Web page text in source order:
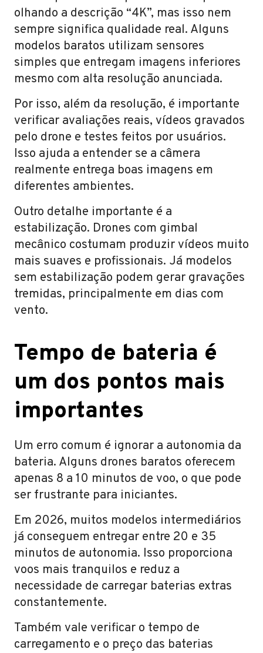
olhando a descrição “4K”, mas isso nem
sempre significa qualidade real. Alguns
modelos baratos utilizam sensores
simples que entregam imagens inferiores
mesmo com alta resolução anunciada.
Por isso, além da resolução, é importante
verificar avaliações reais, vídeos gravados
pelo drone e testes feitos por usuários.
Isso ajuda a entender se a câmera
realmente entrega boas imagens em
diferentes ambientes.
Outro detalhe importante é a
estabilização. Drones com gimbal
mecânico costumam produzir vídeos muito
mais suaves e profissionais. Já modelos
sem estabilização podem gerar gravações
tremidas, principalmente em dias com
vento.
Tempo de bateria é
um dos pontos mais
importantes
Um erro comum é ignorar a autonomia da
bateria. Alguns drones baratos oferecem
apenas 8 a 10 minutos de voo, o que pode
ser frustrante para iniciantes.
Em 2026, muitos modelos intermediários
já conseguem entregar entre 20 e 35
minutos de autonomia. Isso proporciona
voos mais tranquilos e reduz a
necessidade de carregar baterias extras
constantemente.
Também vale verificar o tempo de
carregamento e o preço das baterias